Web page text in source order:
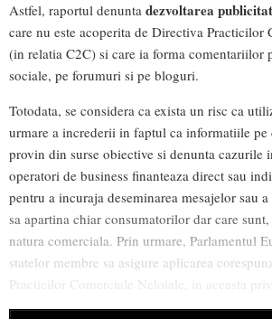
Astfel, raportul denunta dezvoltarea
care nu este acoperita de Directiva Practicilor
(in relatia C2C) si care ia forma comentariilor
sociale, pe forumuri si pe bloguri.
Totodata, se considera ca exista un risc ca
urmare a increderii in faptul ca informatiile pe
provin din surse obiective si denunta cazurile
operatori de business finanteaza direct sau
pentru a incuraja deseminarea mesajelor sau
sa apartina chiar consumatorilor dar care
natura comerciala. Prin urmare, Parlamentul
statelor membre sa asigure aplicarea
Practicilor Comerciale Neloiale, in aceasta